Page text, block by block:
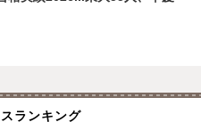
ランキング